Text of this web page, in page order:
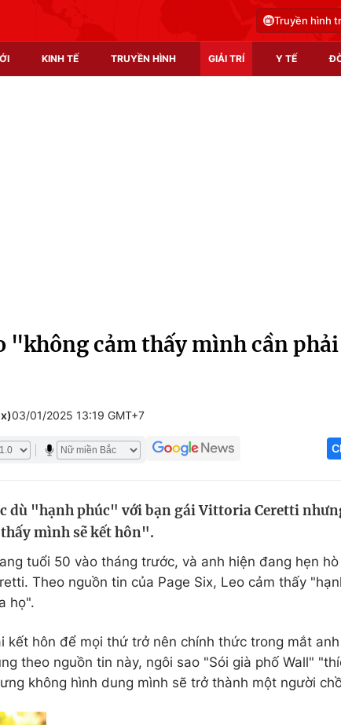
Truyền hình
KINH TẾ TRUYỀN HÌNH GIẢI TRÍ Y TẾ
Tuyển sinh
Hitech
Thị
"không cảm thấy mình cần
03/01/2025 13:19 GMT+7
dù "hạnh phúc" với bạn gái Vittoria Ceretti
mình sẽ kết hôn".
tuổi 50 vào tháng trước, và anh hiện đang hẹn hò
Theo nguồn tin của Page Six, Leo cảm thấy
họ".
kết hôn để mọi thứ trở nên chính thức trong mắt
theo nguồn tin này, ngôi sao "Sói già phố Wall"
không hình dung mình sẽ trở thành một người